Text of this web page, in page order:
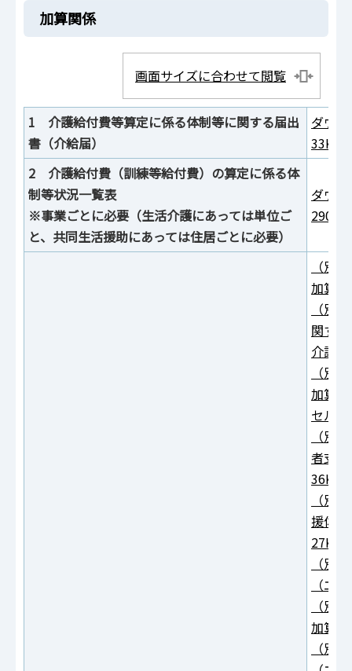
加算関係
画面サイズに合わせて閲覧
1 介護給付費等算定に係る体制等に関する届出
書（介給届）
ダウ
33KB
2 介護給付費（訓練等給付費）の算定に係る体
制等状況一覧表
※事業ごとに必要（生活介護にあっては単位ご
と、共同生活援助にあっては住居ごとに必要）
ダウ
（別
加算
（別
関す
介護
（別
加算
セル
（別
者支
36KB
（別
援体
27KB
（別
（エ
（別
加算
（別